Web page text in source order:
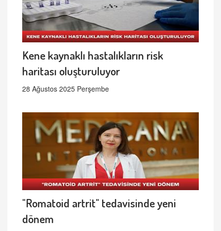
Kene kaynaklı hastalıkların risk
haritası oluşturuluyor
28 Ağustos 2025 Perşembe
"Romatoid artrit" tedavisinde yeni
dönem